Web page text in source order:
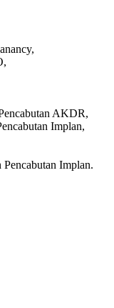
AKDR,
Implan,
Implan.